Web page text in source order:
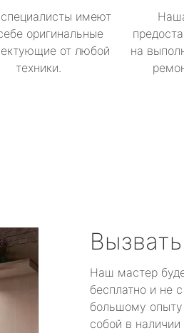
имеют
оригинальные
от любой
техники.
на
Наш мастер
бесплатно и не
большому опыту
собой в